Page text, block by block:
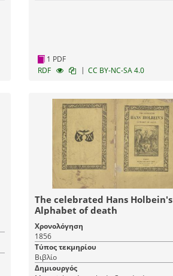
1 PDF
RDF
| CC BY-NC-SA 4.0
The celebrated Hans Holbein's
Alphabet of death
Χρονολόγηση
1856
Τύπος τεκμηρίου
Βιβλίο
Δημιουργός